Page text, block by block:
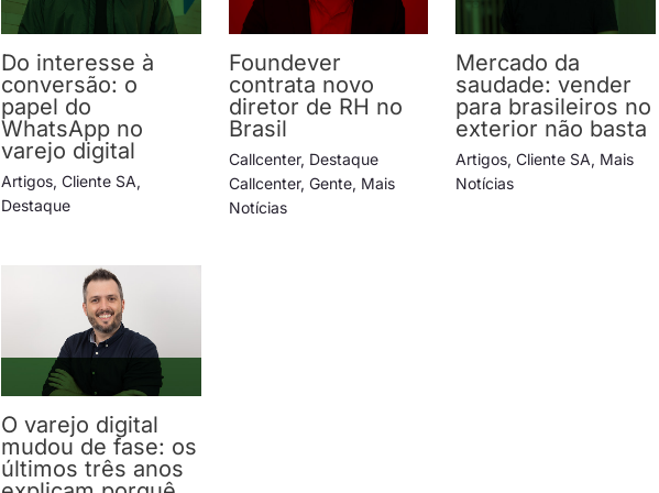
Do interesse à
conversão: o
papel do
WhatsApp no
varejo digital
Artigos,Cliente SA,
Destaque
Foundever
contrata novo
diretor de RH no
Brasil
Callcenter, Destaque
Callcenter, Gente, Mais
Notícias
Mercado da
saudade: vender
para brasileiros no
exterior não basta
Artigos,Cliente SA, Mais
Notícias
O varejo digital
mudou de fase: os
últimos três anos